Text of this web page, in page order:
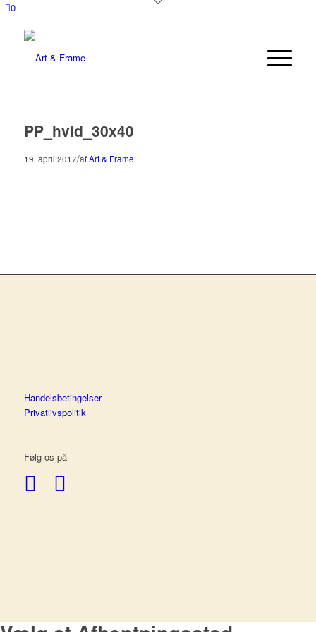
0
PP_hvid_30x40
19. april 2017/afArt & Frame
Handelsbetingelser
Privatlivspolitik
Følg os på